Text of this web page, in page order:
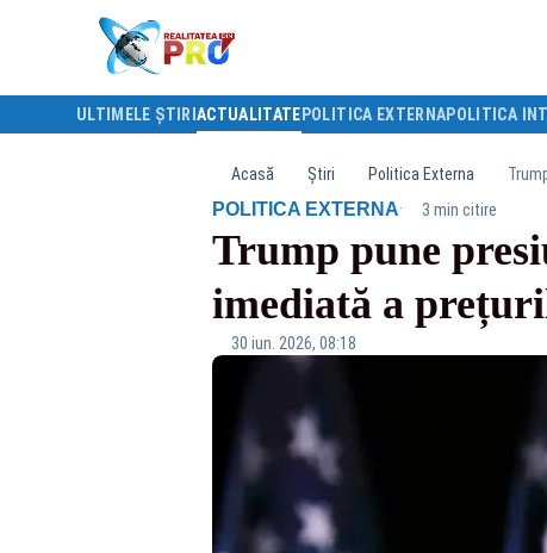
ULTIMELE ȘTIRI ACTUALITATE POLITICA EXTERNAPOLITICA
Acasă Știri Politica Externa
POLITICA EXTERNA· 3 min citire
Trump pune
imediată a
30 iun. 2026, 08:18